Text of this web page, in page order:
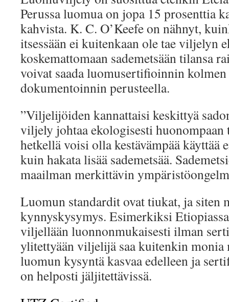
Perussa luomua on jopa 15 prosenttia
kahvista. K. C. O’Keefe on nähnyt,
itsessään ei kuitenkaan ole tae viljelyn
koskemattomaan sademetsään tilansa
voivat saada luomusertifioinnin
dokumentoinnin perusteella.
”Viljelijöiden kannattaisi keskittyä
viljely johtaa ekologisesti huonompaan
hetkellä voisi olla kestävämpää käyttää
kuin hakata lisää sademetsää.
maailman merkittävin
Luomun standardit ovat tiukat, ja siten
kynnyskysymys. Esimerkiksi
viljellään luonnonmukaisesti ilman
ylitettyään viljelijä saa kuitenkin monia
luomun kysyntä kasvaa edelleen ja
on helposti jäljitettävissä.